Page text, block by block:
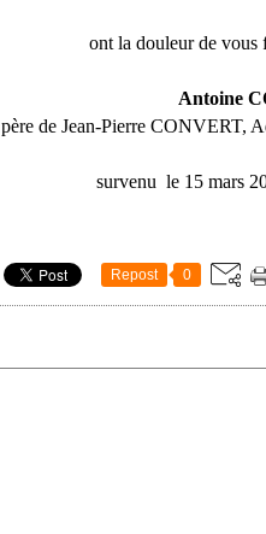
ont la douleur de vous
Antoine
père de Jean-Pierre CONVERT,
survenu le 15 mars
Repost 0